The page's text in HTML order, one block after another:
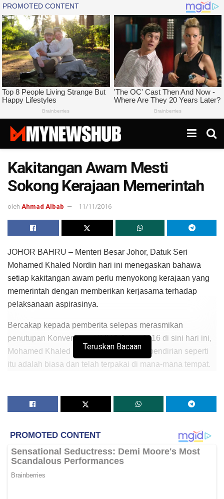
Kakitangan Awam Mesti
Sokong Kerajaan Memerintah
oleh Ahmad Albab 11/11/2016
JOHOR BAHRU – Menteri Besar Johor, Datuk Seri
Mohamed Khaled Nordin hari ini menegaskan bahawa
setiap kakitangan awam perlu menyokong kerajaan yang
memerintah dengan memberikan kerjasama terhadap
pelaksanaan aspirasinya.
Bercakap kepada pemberita selepas merasmikan
penutupan Konvensyen UMNO Johor 2016 di sini hari ini,
Mohamed Khaled berkata amalan serta pendirian seperti
itu adalah biasa dan telah terpakai di mana-mana tempat.
mana-mana ialah kakitangan pentadbir perlu menyokong
kerajaan yang memerintah, itu sahaja. Noktah!,” kata
tidak kakitangan kerajaan negeri ini terlibat dengan parti-
parti politik baharu, yang diwujudkan baru-baru ini.
Mohamed Khaled berkata sekiranya terdapat penglibatan
Teruskan Bacaan